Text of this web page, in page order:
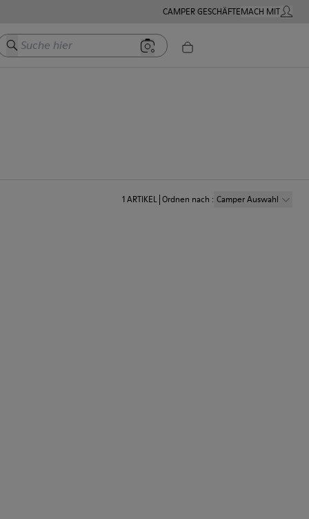
CAMPER GESCHÄFTEMACH MITMEIN
Suche hier
1ARTIKEL Ordnen nach : Camper Auswahl